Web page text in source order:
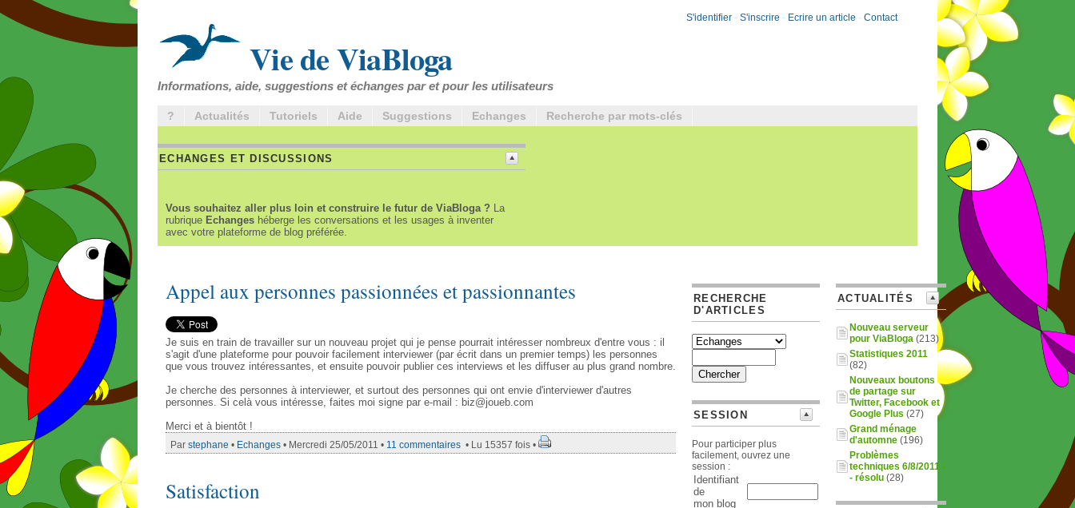
S'identifier - S'inscrire - Ecrire un article - Contact
Vie de ViaBloga
Informations, aide, suggestions et échanges par et pour les utilisateurs
? Actualités Tutoriels Aide Suggestions Echanges Recherche par mots-clés
ECHANGES ET DISCUSSIONS
Vous souhaitez aller plus loin et construire le futur de ViaBloga ? La
rubrique Echanges héberge les conversations et les usages à inventer
avec votre plateforme de blog préférée.
Appel aux personnes passionnées et passionnantes
Je suis en train de travailler sur un nouveau projet qui je pense pourrait intéresser nombreux d'entre vous : il
s'agit d'une plateforme pour pouvoir facilement interviewer (par écrit dans un premier temps) les personnes
que vous trouvez intéressantes, et ensuite pouvoir publier ces interviews et les diffuser au plus grand nombre.
Je cherche des personnes à interviewer, et surtout des personnes qui ont envie d'interviewer d'autres
personnes. Si celà vous intéresse, faites moi signe par e-mail : biz@joueb.com
Merci et à bientôt !
Par stephane • Echanges • Mercredi 25/05/2011 • 11 commentaires • Lu 15357 fois •
Satisfaction
RECHERCHE
D'ARTICLES
SESSION
Pour participer plus
facilement, ouvrez une
session :
Identifiant
de
mon blog
ACTUALITÉS
Nouveau serveur
pour ViaBloga (213)
Statistiques 2011
(82)
Nouveaux boutons
de partage sur
Twitter, Facebook et
Google Plus (27)
Grand ménage
d'automne (196)
Problèmes
techniques 6/8/2011 -
- résolu (28)